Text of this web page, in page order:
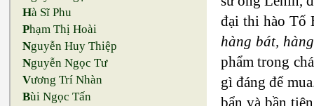
Hà Sĩ Phu
Phạm Thị Hoài
Nguyễn Huy Thiệp
Nguyễn Ngọc Tư
Vương Trí Nhàn
Bùi Ngọc Tấn
đại thi hào Tố
hàng bát,
phẩm trong
gì đáng để
bẩn và bần